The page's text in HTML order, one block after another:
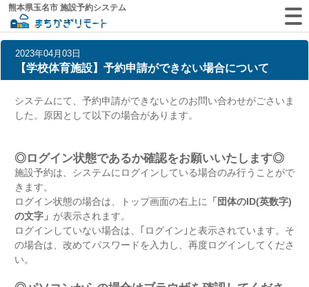
熊本県玉名市 施設予約システム
2023年04月03日
【学校体育施設】予約申請ができない場合について
システムにて、予約申請ができないとのお問い合わせがごさいま
した。原因として以下の場合があります。
◎ログイン状態であるか確認をお願いいたします◎
施設予約は、システムにログインしている場合のみ行うことがで
きます。
ログイン状態の場合は、トップ画面の右上に
「団体のID(英数字)
の文字」 が表示されます。
ログインしていない場合は、｢ログイン｣と表示されています。そ
の場合は、改めてパスワードを入力し、再度ログインしてくださ
い。